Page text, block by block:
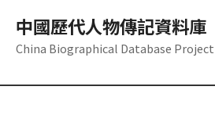
中國歷代人物傳記資料庫
China Biographical Database Project